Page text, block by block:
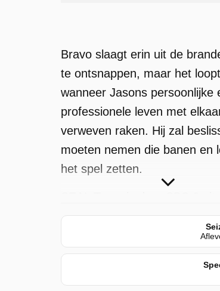
Bravo slaagt erin uit de
te ontsnappen, maar het
wanneer Jasons persoonlijke
professionele leven met
verweven raken. Hij zal
moeten nemen die banen en
het spel zetten.
op dinsdag 7 juli 2026 om